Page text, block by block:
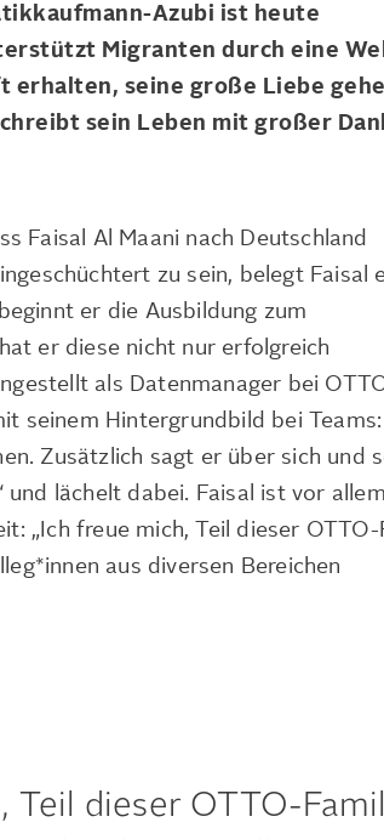
Azubi ist heute
Migranten durch eine
erhalten, seine große Liebe
sein Leben mit großer
Faisal Al Maani nach Deutschland
zu sein, belegt Faisal
er die Ausbildung zum
er diese nicht nur erfolgreich
als Datenmanager bei
seinem Hintergrundbild bei
Zusätzlich sagt er über sich und
lächelt dabei. Faisal ist vor allem
„Ich freue mich, Teil dieser OTTO-
aus diversen Bereichen
Teil dieser OTTO-